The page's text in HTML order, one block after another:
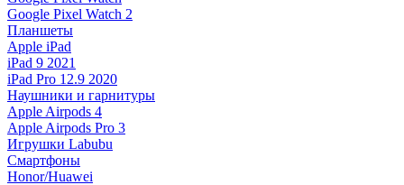
Google Pixel Watch 2
Планшеты
Apple iPad
iPad 9 2021
iPad Pro 12.9 2020
Наушники и гарнитуры
Apple Airpods 4
Apple Airpods Pro 3
Игрушки Labubu
Смартфоны
Honor/Huawei